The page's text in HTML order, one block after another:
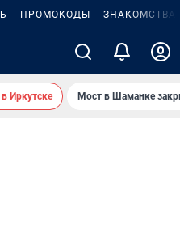
ПРОМОКОДЫ ЗНАКОМСТВА
Иркутске Мост в Шаманке